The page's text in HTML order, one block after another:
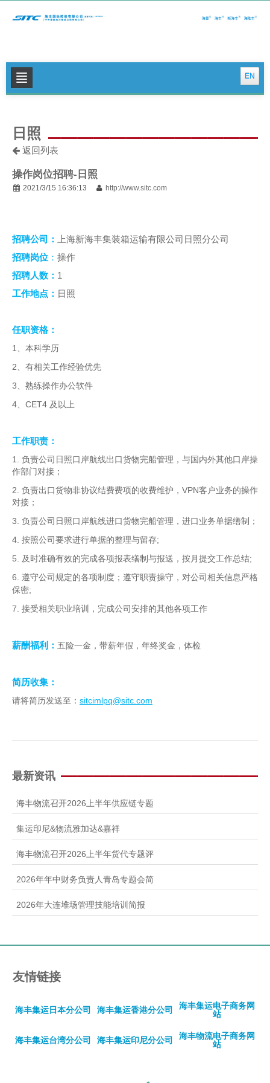
EN
公司新闻
集运特色服务
物流特色服务
联系我们
人才招聘
日照
返回列表
操作岗位招聘-日照
2021/3/15 16:36:13 http://www.sitc.com
招聘公司： 上海新海丰集装箱运输有限公司日照分公司
招聘岗位 ： 操作
招聘人数： 1
工作地点： 日照
任职资格：
1、本科学历
2、有相关工作经验优先
3、熟练操作办公软件
4、 CET4 及以上
工作职责：
1. 负责公司日照口岸航线出口货物完船管理，与国内外其他口岸操
作部门对接；
2. 负责出口货物非协议结费费项的收费维护， VPN客户业务的操作
对接；
3. 负责公司日照口岸航线进口货物完船管理，进口业务单据缮制；
4. 按照公司要求进行单据的整理与留存;
5. 及时准确有效的完成各项报表缮制与报送，按月提交工作总结;
6. 遵守公司规定的各项制度；遵守职责操守，对公司相关信息严格
保密;
7. 接受相关职业培训，完成公司安排的其他各项工作
薪酬福利： 五险一金，带薪年假，年终奖金，体检
简历收集：
请将简历发送至： sitcimlpq@sitc.com
最新资讯
海丰物流召开2026上半年供应链专题
集运印尼&物流雅加达&嘉祥
海丰物流召开2026上半年货代专题评
2026年年中财务负责人青岛专题会简
2026年大连堆场管理技能培训简报
友情链接
海丰集运日本分公司 海丰集运香港分公司
海丰集运电子商务网
站
海丰集运台湾分公司 海丰集运印尼分公司
海丰物流电子商务网
站